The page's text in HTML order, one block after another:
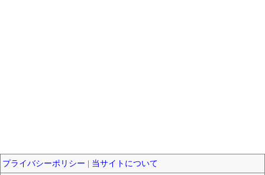
プライバシーポリシー 当サイトについて